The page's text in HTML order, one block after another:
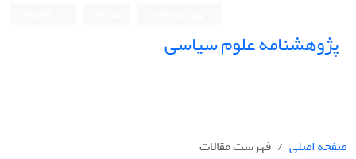
پژوهشنامه علوم سیاسی
صفحه اصلی
فهرست مقالات